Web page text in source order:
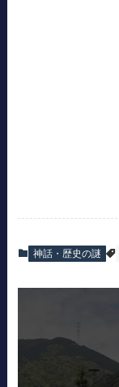
神話・歴史の謎